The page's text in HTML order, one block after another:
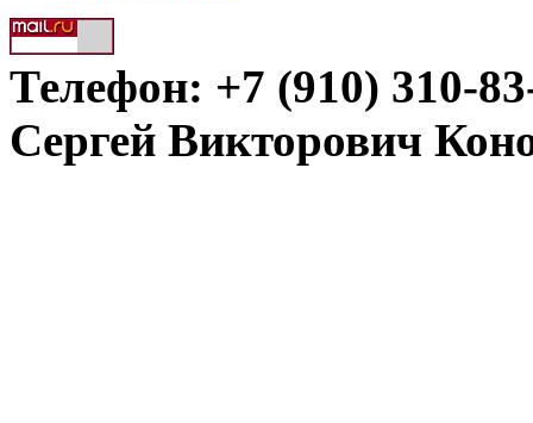
Телефон: +7 (910) 310-
Сергей Викторович